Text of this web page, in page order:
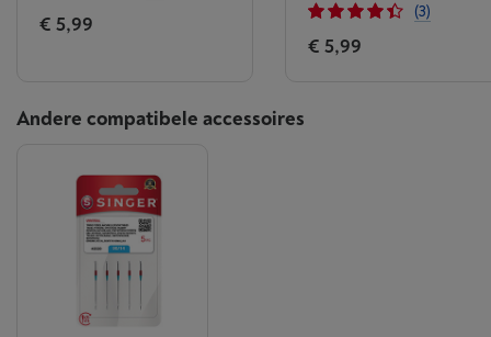
€ 5,99
(3)
€ 5,99
Andere compatibele accessoires